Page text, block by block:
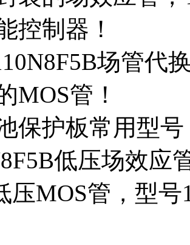
控制器！
场管代
MOS管！
保护板常用型
低压场效应
压MOS管，型